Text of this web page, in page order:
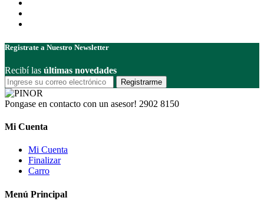
Registrate a Nuestro Newsletter
Recibí las últimas novedades
Registrarme
Pongase en contacto con un asesor! 2902 8150
Mi Cuenta
Mi Cuenta
Finalizar
Carro
Menú Principal